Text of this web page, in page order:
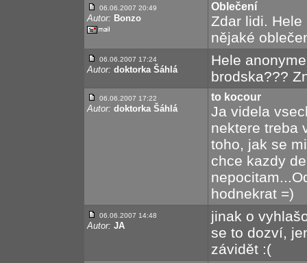
06.06.2007 20:49
Autor: Bonzo
Oblečení
Zdar lidi.
nějaké
06.06.2007 17:24
Autor: doktorka Šáhlá
Hele
brodska???
06.06.2007 17:22
Autor: doktorka Šáhlá
to kocour
Ja videla
nektere treba
toho, jak se
chce kazdy
hodnekrat =)
06.06.2007 14:48
Autor: JA
jinak o
se to dozví,
závidět :(